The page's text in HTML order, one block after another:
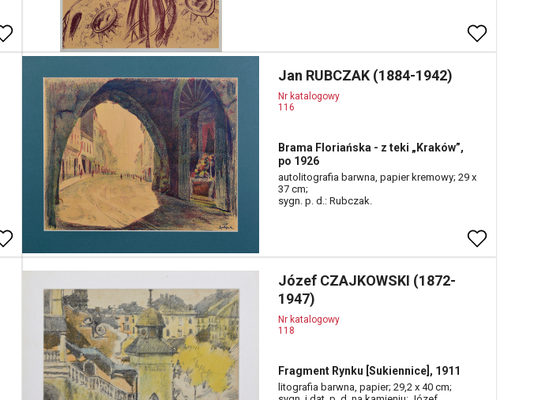
Jan RUBCZAK (1884-1942)
Nr katalogowy
116
Brama Floriańska - z teki „Kraków”,
po 1926
autolitografia barwna, papier kremowy; 29 x
37 cm;
sygn. p. d.: Rubczak.
Józef CZAJKOWSKI (1872-
1947)
Nr katalogowy
118
Fragment Rynku [Sukiennice], 1911
litografia barwna, papier; 29,2 x 40 cm;